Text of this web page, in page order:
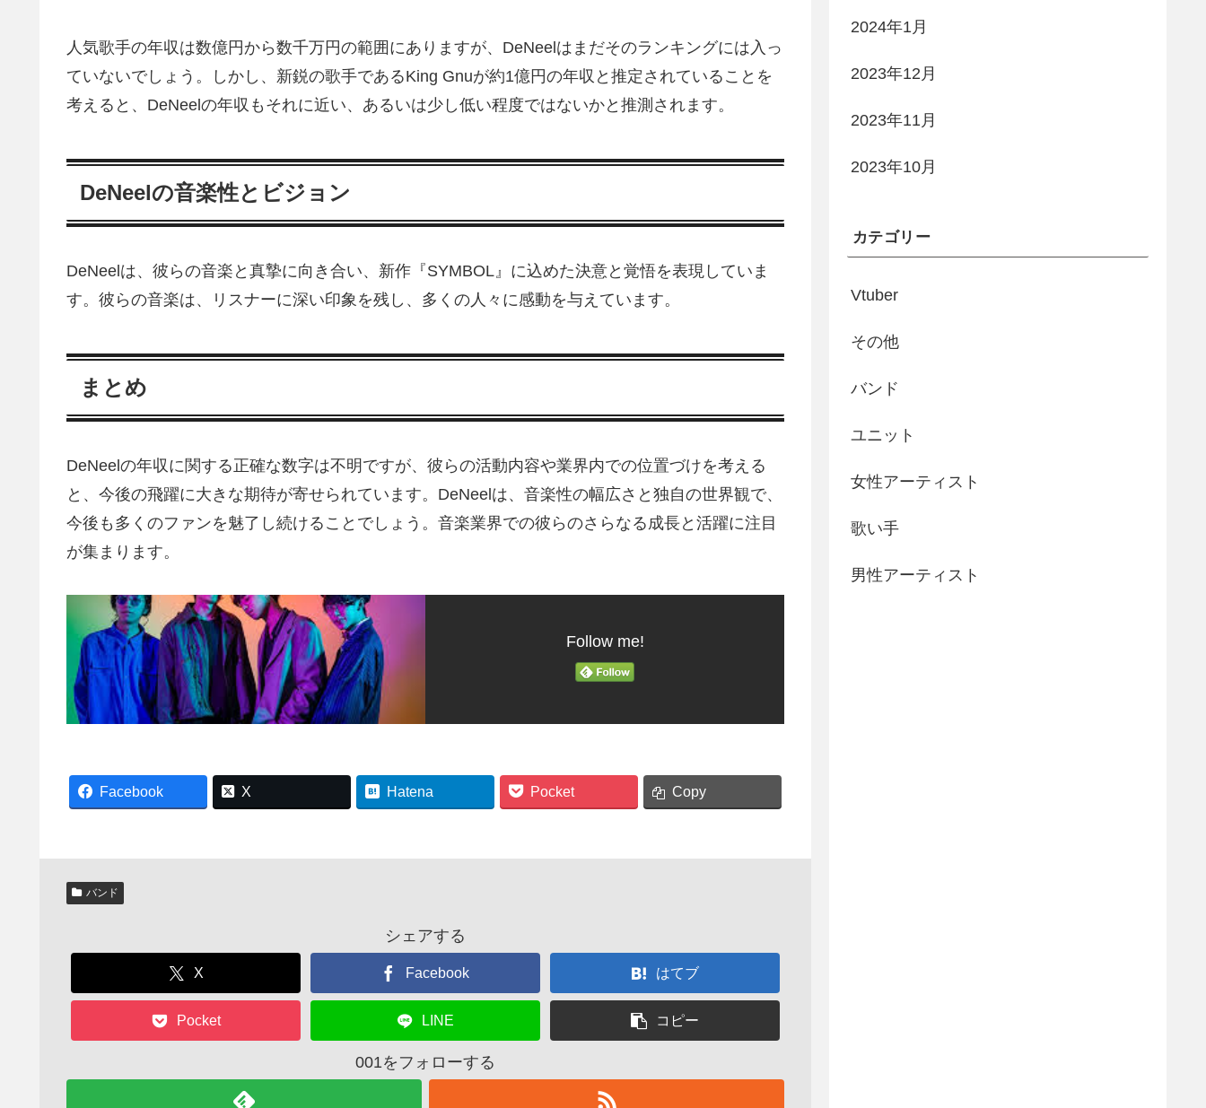
人気歌手の年収は数億円から数千万円の範囲にありますが、DeNeelはまだそのランキングには入っ
ていないでしょう。しかし、新鋭の歌手であるKing Gnuが約1億円の年収と推定されていることを
考えると、DeNeelの年収もそれに近い、あるいは少し低い程度ではないかと推測されます。
DeNeelの音楽性とビジョン
DeNeelは、彼らの音楽と真摯に向き合い、新作『SYMBOL』に込めた決意と覚悟を表現していま
す。彼らの音楽は、リスナーに深い印象を残し、多くの人々に感動を与えています。
まとめ
DeNeelの年収に関する正確な数字は不明ですが、彼らの活動内容や業界内での位置づけを考える
と、今後の飛躍に大きな期待が寄せられています。DeNeelは、音楽性の幅広さと独自の世界観で、
今後も多くのファンを魅了し続けることでしょう。音楽業界での彼らのさらなる成長と活躍に注目
が集まります。
Follow me!
Facebook X Hatena Pocket Copy
バンド
シェアする
X Facebook はてブ
Pocket LINE コピー
001をフォローする
2024年1月
2023年12月
2023年11月
2023年10月
カテゴリー
Vtuber
その他
バンド
ユニット
女性アーティスト
歌い手
男性アーティスト